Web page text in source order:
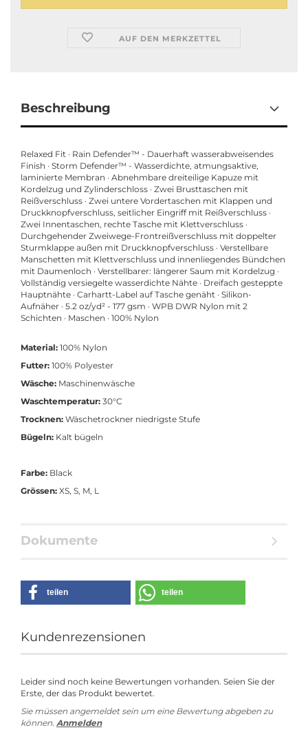
AUF DEN MERKZETTEL
Beschreibung
Relaxed Fit · Rain Defender™ - Dauerhaft wasserabweisendes
Finish · Storm Defender™ - Wasserdichte, atmungsaktive,
laminierte Membran · Abnehmbare dreiteilige Kapuze mit
Kordelzug und Zylinderschloss · Zwei Brusttaschen mit
Reißverschluss · Zwei untere Vordertaschen mit Klappen und
Druckknopfverschluss, seitlicher Eingriff mit Reißverschluss ·
Zwei Innentaschen, rechte Tasche mit Klettverschluss ·
Durchgehender Zweiwege-Frontreißverschluss mit doppelter
Sturmklappe außen mit Druckknopfverschluss · Verstellbare
Manschetten mit Klettverschluss und innenliegendes Bündchen
mit Daumenloch · Verstellbarer: längerer Saum mit Kordelzug ·
Vollständig versiegelte wasserdichte Nähte · Dreifach gesteppte
Hauptnähte · Carhartt-Label auf Tasche genäht · Silikon-
Aufnäher · 5.2 oz/yd² - 177 gsm · WPB DWR Nylon mit 2
Schichten · Maschen · 100% Nylon
Material: 100% Nylon
Futter: 100% Polyester
Wäsche: Maschinenwäsche
Waschtemperatur: 30°C
Trocknen: Wäschetrockner niedrigste Stufe
Bügeln: Kalt bügeln
Farbe: Black
Grössen: XS, S, M, L
Dokumente
teilen teilen
Kundenrezensionen
Leider sind noch keine Bewertungen vorhanden. Seien Sie der
Erste, der das Produkt bewertet.
Sie müssen angemeldet sein um eine Bewertung abgeben zu
können. Anmelden